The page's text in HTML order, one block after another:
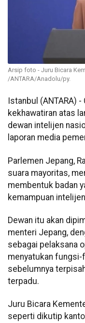
Arsip foto - Juru Bicara
/ANTARA/Anadolu/py.
Istanbul (ANTARA)
kekhawatiran atas
dewan intelijen
laporan media
Parlemen Jepang,
suara mayoritas,
membentuk badan
kemampuan
Dewan itu akan
menteri Jepang,
sebagai pelaksana
menyatukan
sebelumnya
terpadu.
Juru Bicara
seperti dikutip